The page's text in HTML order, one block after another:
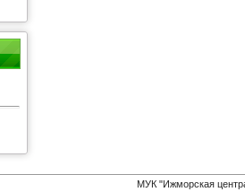
МУК "Ижморская